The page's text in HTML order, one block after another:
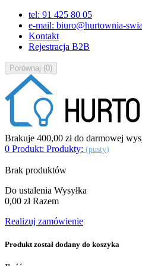
tel: 91 425 80 05
e-mail: biuro@hurtownia-
Kontakt
Rejestracja B2B
Porównaj (0)
Brakuje 400,00 złdo darmowej
0 Produkt: Produkty: (pusty)
Brak produktów
Do ustalenia Wysyłka
0,00 zł Razem
Realizuj zamówienie
Produkt został dodany do koszyka